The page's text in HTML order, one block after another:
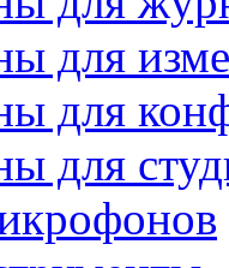
для
для
для